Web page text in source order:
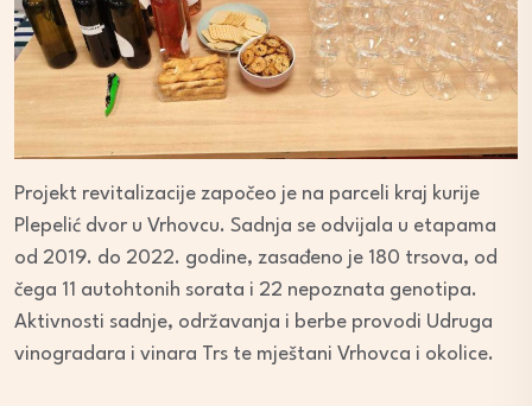
Projekt revitalizacije započeo je na parceli kraj kurije
Plepelić dvor u Vrhovcu. Sadnja se odvijala u etapama
od 2019. do 2022. godine, zasađeno je 180 trsova, od
čega 11 autohtonih sorata i 22 nepoznata genotipa.
Aktivnosti sadnje, održavanja i berbe provodi Udruga
vinogradara i vinara Trs te mještani Vrhovca i okolice.